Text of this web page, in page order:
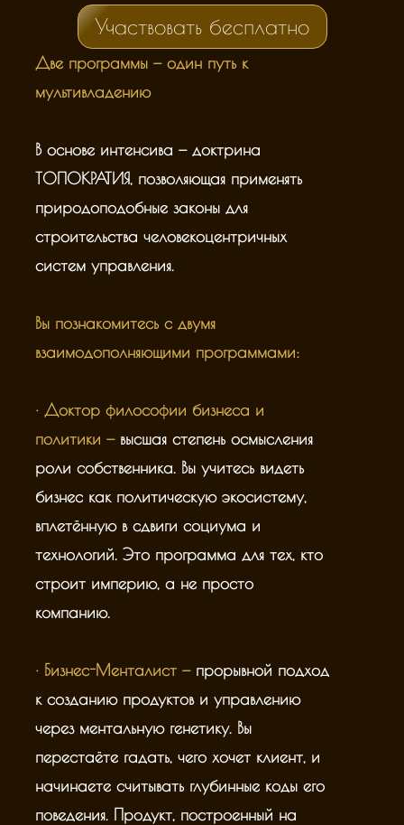
Участвовать бесплатно
Две программы — один путь к
мультивладению
В основе интенсива — доктрина
ТОПОКРАТИЯ, позволяющая применять
природоподобные законы для
строительства человекоцентричных
систем управления.
Вы познакомитесь с двумя
взаимодополняющими программами:
· Доктор философии бизнеса и
политики —высшая степень осмысления
роли собственника. Вы учитесь видеть
бизнес как политическую экосистему,
вплетённую в сдвиги социума и
технологий. Это программа для тех, кто
строит империю, а не просто
компанию.
· Бизнес-Менталист —прорывной подход
к созданию продуктов и управлению
через ментальную генетику. Вы
перестаёте гадать, чего хочет клиент, и
начинаете считывать глубинные коды его
поведения. Продукт, построенный на